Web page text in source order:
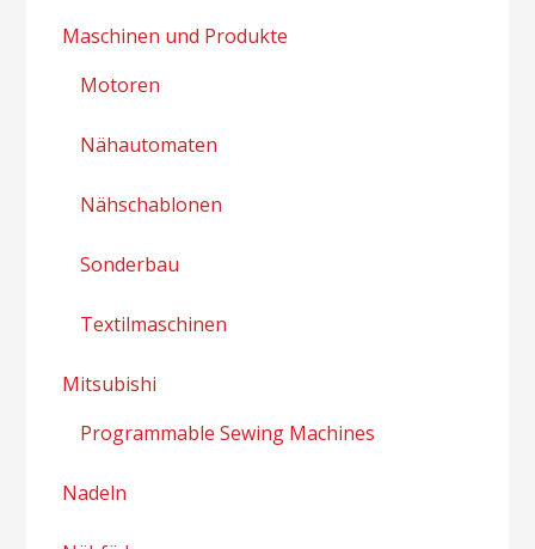
Maschinen und Produkte
Motoren
Nähautomaten
Nähschablonen
Sonderbau
Textilmaschinen
Mitsubishi
Programmable Sewing Machines
Nadeln